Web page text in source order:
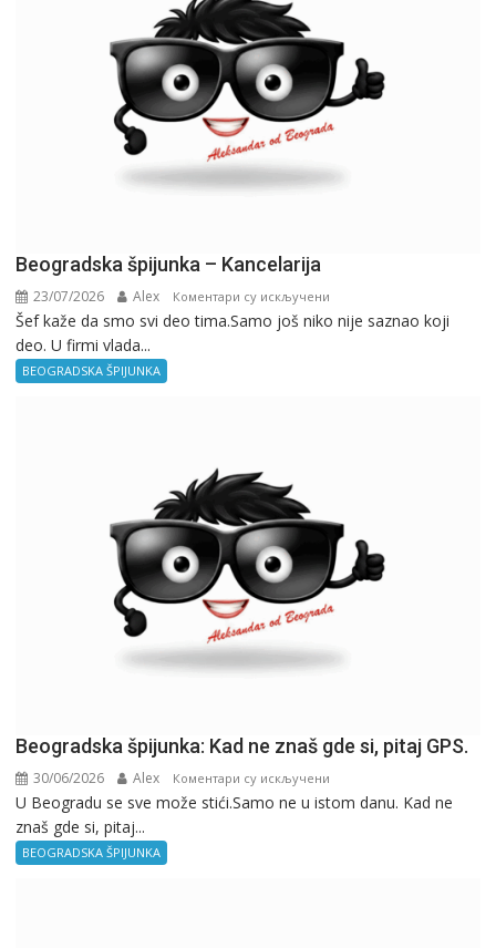
Beogradska špijunka – Kancelarija
23/07/2026 Alex Коментари су искључени
Beogradska
Šef kaže da smo svi deo tima.Samo još niko nije saznao koji
deo. U firmi vlada...
BEOGRADSKA ŠPIJUNKA
Beogradska špijunka: Kad ne znaš gde si, pitaj GPS.
30/06/2026 Alex Коментари су искључени
Beogradska
U Beogradu se sve može stići.Samo ne u istom danu. Kad ne
znaš gde si, pitaj...
BEOGRADSKA ŠPIJUNKA